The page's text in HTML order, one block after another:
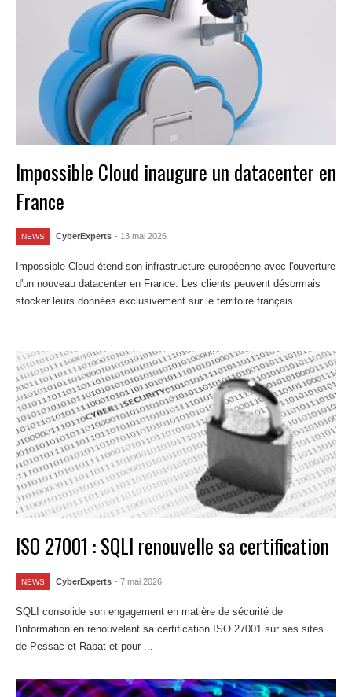
Impossible Cloud inaugure un datacenter en
France
NEWS CyberExperts - 13 mai 2026
Impossible Cloud étend son infrastructure européenne avec l'ouverture
d'un nouveau datacenter en France. Les clients peuvent désormais
stocker leurs données exclusivement sur le territoire français ...
ISO 27001 : SQLI renouvelle sa certification
NEWS CyberExperts - 7 mai 2026
SQLI consolide son engagement en matière de sécurité de
l'information en renouvelant sa certification ISO 27001 sur ses sites
de Pessac et Rabat et pour ...